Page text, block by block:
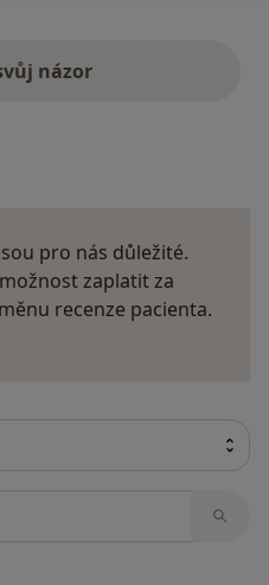
názor
pro nás důležité.
zaplatit za
recenze pacienta.